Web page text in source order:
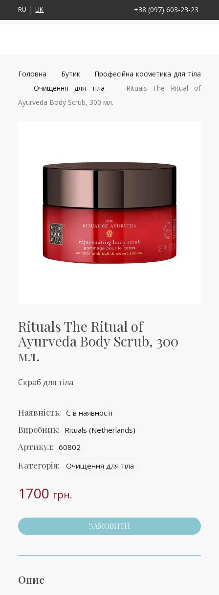
RU UK +38 (097) 603-23-23
Головна Бутик
Професійна косметика для тіла
Очищення для тіла
Rituals The Ritual of
Ayurveda Body Scrub, 300 мл.
Rituals The Ritual of
Ayurveda Body Scrub, 300
мл.
Скраб для тіла
Наявність: Є в наявності
Виробник: Rituals (Netherlands)
Артикул: 60802
Категорія: Очищення для тіла
1700 грн.
ЗАМОВИТИ
Опис